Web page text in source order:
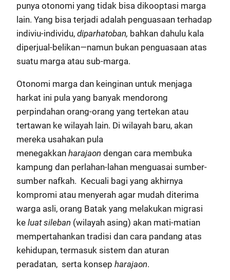
punya otonomi yang tidak bisa dikooptasi marga
lain. Yang bisa terjadi adalah penguasaan terhadap
indiviu-individu, diparhatoban, bahkan dahulu kala
diperjual-belikan—namun bukan penguasaan atas
suatu marga atau sub-marga.
Otonomi marga dan keinginan untuk menjaga
harkat ini pula yang banyak mendorong
perpindahan orang-orang yang tertekan atau
tertawan ke wilayah lain. Di wilayah baru, akan
mereka usahakan pula
menegakkan harajaon dengan cara membuka
kampung dan perlahan-lahan menguasai sumber-
sumber nafkah. Kecuali bagi yang akhirnya
kompromi atau menyerah agar mudah diterima
warga asli, orang Batak yang melakukan migrasi
ke luat sileban (wilayah asing) akan mati-matian
mempertahankan tradisi dan cara pandang atas
kehidupan, termasuk sistem dan aturan
peradatan, serta konsep harajaon.